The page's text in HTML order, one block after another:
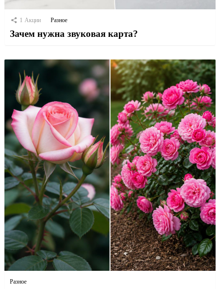
1 Акции Разное
Зачем нужна звуковая карта?
Разное